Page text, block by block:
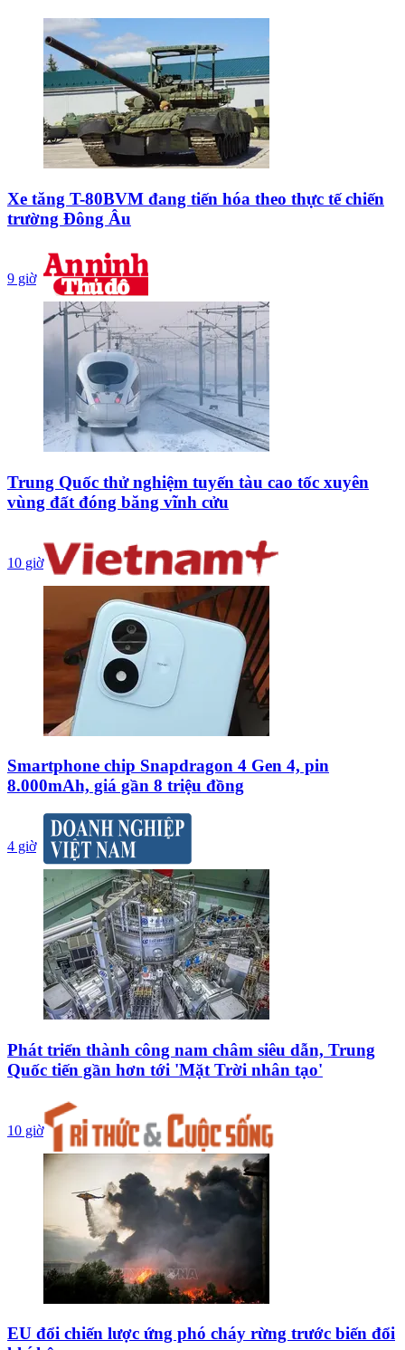
Xe tăng T-80BVM đang tiến hóa theo thực tế chiến
trường Đông Âu
9 giờ
Trung Quốc thử nghiệm tuyến tàu cao tốc xuyên
vùng đất đóng băng vĩnh cửu
10 giờ
Smartphone chip Snapdragon 4 Gen 4, pin
8.000mAh, giá gần 8 triệu đồng
4 giờ
Phát triển thành công nam châm siêu dẫn, Trung
Quốc tiến gần hơn tới 'Mặt Trời nhân tạo'
10 giờ
EU đổi chiến lược ứng phó cháy rừng trước biến đổi